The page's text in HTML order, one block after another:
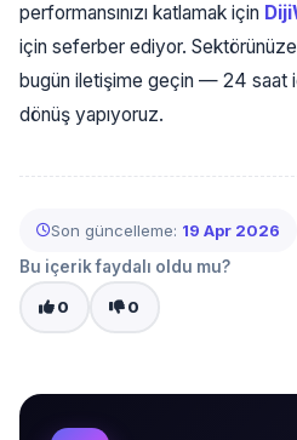
performansınızı katlamak için
için seferber ediyor.
bugün iletişime geçin — 24 saat
dönüş yapıyoruz.
Son güncelleme: 19 Apr 2026
Bu içerik faydalı oldu mu?
0 0